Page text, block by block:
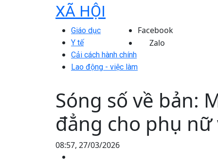
XÃ HỘI
Giáo dục
Y tế
Cải cách hành chính
Lao động - việc làm
Facebook
Zalo
Sóng số về bản:
đẳng cho phụ nữ
08:57, 27/03/2026